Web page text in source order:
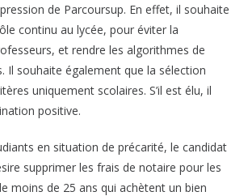
de Parcoursup. En effet, il souhaite
continu au lycée, pour éviter la
et rendre les algorithmes de
Il souhaite également que la sélection
uniquement scolaires. S’il est élu, il
positive.
en situation de précarité, le candidat
supprimer les frais de notaire pour les
moins de 25 ans qui achètent un bien